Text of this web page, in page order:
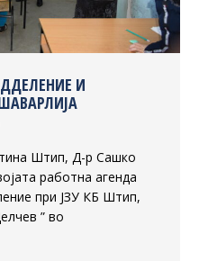
И
Штип, Д-р Сашко
работна агенда
при ЈЗУ КБ Штип,
” во